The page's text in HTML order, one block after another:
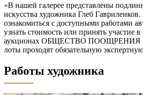
«В нашей галерее представлены
искусства художника Глеб
ознакомиться с доступными работами
узнать стоимость или принять участие
аукционах ОБЩЕСТВО ПООЩРЕНИЯ
лоты проходят обязательную
Работы художника